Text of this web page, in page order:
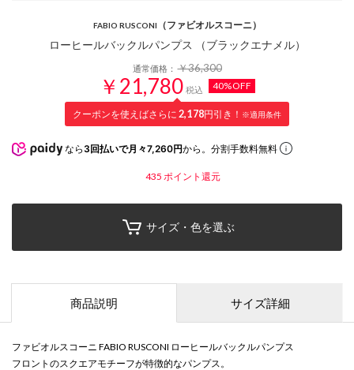
FABIO RUSCONI （ファビオルスコーニ）
ローヒールバックルパンプス （ブラックエナメル）
通常価格：￥36,300
￥21,780 税込 40%OFF
クーポンを使えばさらに 2,178円引き！ ※適用条件
なら 3回払いで月々7,260円から。分割手数料無料
435 ポイント還元
サイズ・色を選ぶ
商品説明 サイズ詳細
ファビオルスコーニ FABIO RUSCONI ローヒールバックルパンプス
フロントのスクエアモチーフが特徴的なパンプス。